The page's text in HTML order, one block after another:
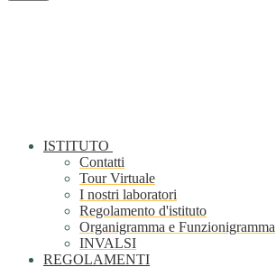
ISTITUTO
Contatti
Tour Virtuale
I nostri laboratori
Regolamento d'istituto
Organigramma e Funzionigramma
INVALSI
REGOLAMENTI